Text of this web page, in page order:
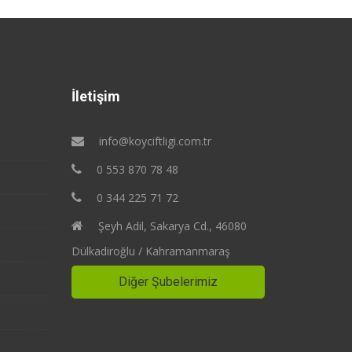
İletişim
info@koyciftligi.com.tr
0 553 870 78 48
0 344 225 71 72
Şeyh Adil, Sakarya Cd., 46080
Dülkadiroğlu / Kahramanmaraş
Diğer Şubelerimiz